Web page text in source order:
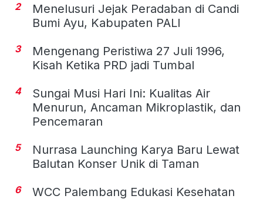
2
Menelusuri Jejak Peradaban di Candi
Bumi Ayu, Kabupaten PALI
3
Mengenang Peristiwa 27 Juli 1996,
Kisah Ketika PRD jadi Tumbal
4
Sungai Musi Hari Ini: Kualitas Air
Menurun, Ancaman Mikroplastik, dan
Pencemaran
5
Nurrasa Launching Karya Baru Lewat
Balutan Konser Unik di Taman
6
WCC Palembang Edukasi Kesehatan